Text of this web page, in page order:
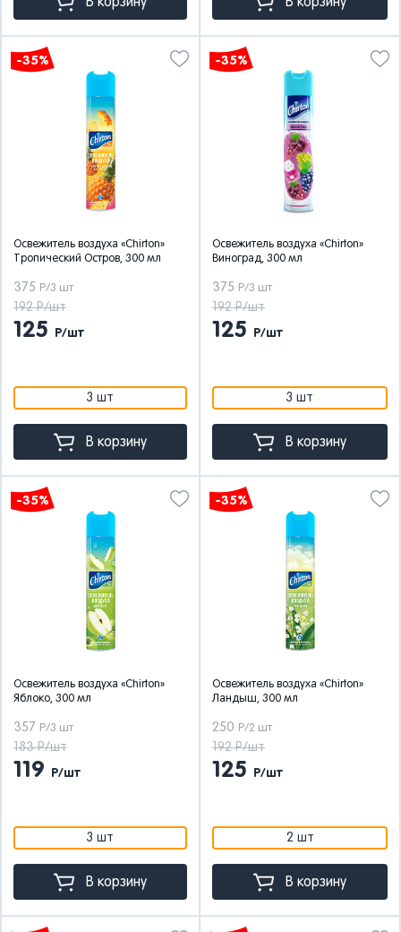
-35%
Освежитель воздуха «Chirton»
Тропический Остров, 300 мл
375 Р/3 шт
192 Р/шт
125 Р/шт
3 шт
В корзину
-35%
Освежитель воздуха «Chirton»
Виноград, 300 мл
375 Р/3 шт
192 Р/шт
125 Р/шт
3 шт
В корзину
-35%
Освежитель воздуха «Chirton»
Яблоко, 300 мл
357 Р/3 шт
183 Р/шт
119 Р/шт
3 шт
В корзину
-35%
Освежитель воздуха «Chirton»
Ландыш, 300 мл
250 Р/2 шт
192 Р/шт
125 Р/шт
2 шт
В корзину